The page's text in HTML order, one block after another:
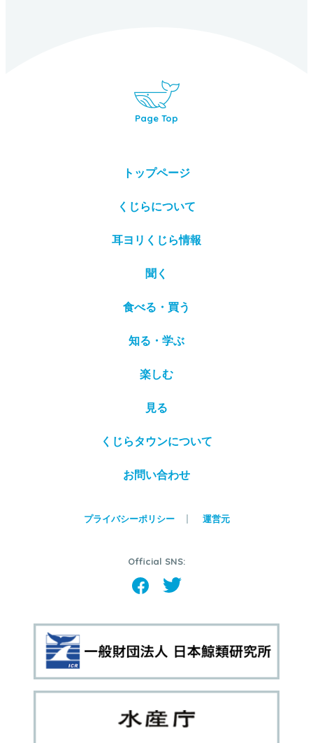
Page Top
トップページ
くじらについて
耳ヨリくじら情報
聞く
食べる・買う
知る・学ぶ
楽しむ
見る
くじらタウンについて
お問い合わせ
プライバシーポリシー 運営元
Official SNS: